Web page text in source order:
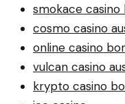
smokace casino
cosmo casino
online casino
vulcan casino
krypto casino